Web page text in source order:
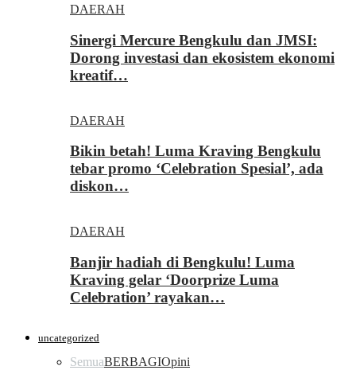
DAERAH
Sinergi Mercure Bengkulu dan JMSI:
Dorong investasi dan ekosistem ekonomi
kreatif…
DAERAH
Bikin betah! Luma Kraving Bengkulu
tebar promo ‘Celebration Spesial’, ada
diskon…
DAERAH
Banjir hadiah di Bengkulu! Luma
Kraving gelar ‘Doorprize Luma
Celebration’ rayakan…
uncategorized
SemuaBERBAGIOpini